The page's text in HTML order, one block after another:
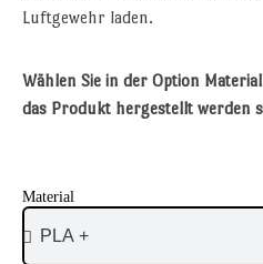
Luftgewehr laden.
Wählen Sie in der Option
das Produkt hergestellt werden
Material